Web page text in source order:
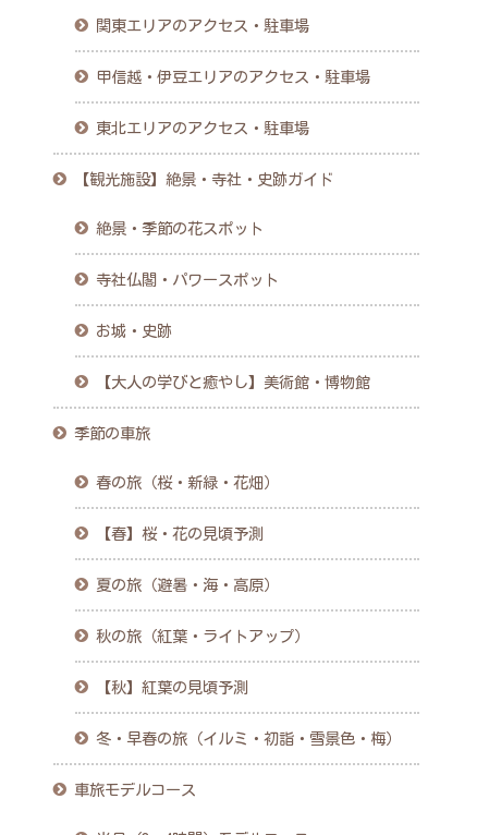
関東エリアのアクセス・駐車場
甲信越・伊豆エリアのアクセス・駐車場
東北エリアのアクセス・駐車場
【観光施設】絶景・寺社・史跡ガイド
絶景・季節の花スポット
寺社仏閣・パワースポット
お城・史跡
【大人の学びと癒やし】美術館・博物館
季節の車旅
春の旅（桜・新緑・花畑）
【春】桜・花の見頃予測
夏の旅（避暑・海・高原）
秋の旅（紅葉・ライトアップ）
【秋】紅葉の見頃予測
冬・早春の旅（イルミ・初詣・雪景色・梅）
車旅モデルコース